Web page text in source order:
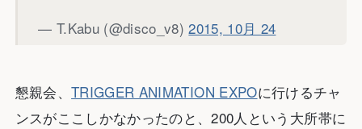
— T.Kabu (@disco_v8)2015, 10月 24
懇親会、TRIGGER ANIMATION EXPOに行けるチャ
ンスがここしかなかったのと、200人という大所帯に